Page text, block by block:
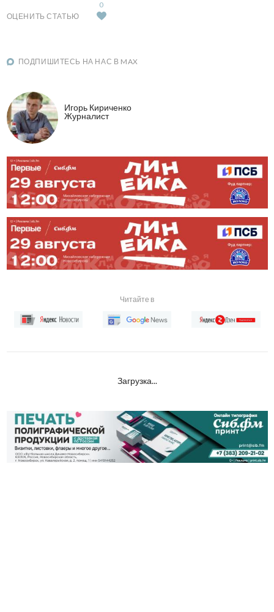
ОЦЕНИТЬ СТАТЬЮ
0
ПОДПИШИТЕСЬ НА НАС В MAX
Игорь Кириченко
Журналист
Читайте в
Загрузка...